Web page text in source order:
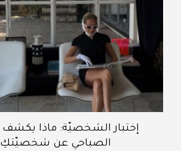
إختبار الشخصيّة: ماذا يكشف
الصباحي عن